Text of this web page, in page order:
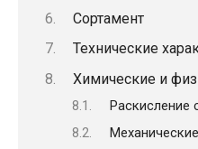
Сортамент
Технические
Химические и
Раскисление